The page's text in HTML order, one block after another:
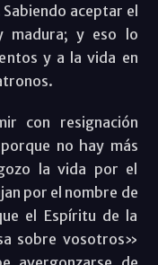
aceptar el
madura; y eso lo
y a la vida en
con resignación
no hay más
la vida por el
por el nombre de
el Espíritu de la
sobre vosotros»